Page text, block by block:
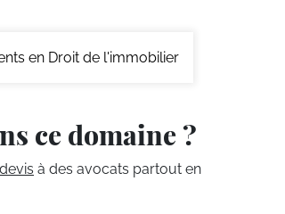
en Droit de l'immobilier
ce domaine ?
à des avocats partout en